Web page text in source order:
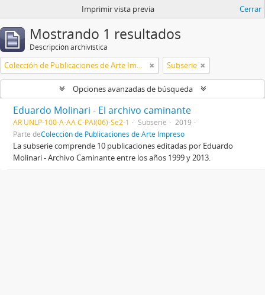
Imprimir vista previa Cerrar
Mostrando 1 resultados
Descripción archivística
Colección de Publicaciones de Arte Impreso Subserie
Opciones avanzadas de búsqueda
Eduardo Molinari - El archivo caminante
AR UNLP-100-A-AA C-PAI(06)-Se2-1 Subserie
2019
Parte deColección de Publicaciones de Arte Impreso
La subserie comprende 10 publicaciones editadas por Eduardo
Molinari - Archivo Caminante entre los años 1999 y 2013.